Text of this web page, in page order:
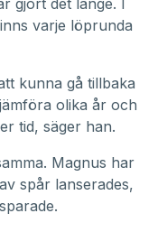
gjort det länge. I
varje löprunda
kunna gå tillbaka
olika år och
tid, säger han.
Magnus har
spår lanserades,